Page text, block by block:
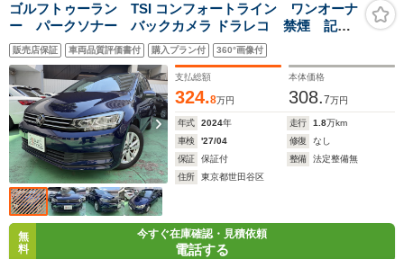
ゴルフトゥーラン TSI コンフォートライン ワンオーナ
ー パークソナー バックカメラ ドラレコ 禁煙 記録
簿 スペアキー
販売店保証 車両品質評価書付 購入プラン付 360°画像付
支払総額
324.8万円
本体価格
308.7万円
年式 2024年 走行 1.8万km
車検
'27/04 修復
なし
保証
保証付 整備
法定整備無
住所
東京都世田谷区
無
料
今すぐ在庫確認・見積依頼
電話する